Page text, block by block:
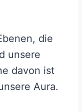
die
unsere
davon ist
Aura.